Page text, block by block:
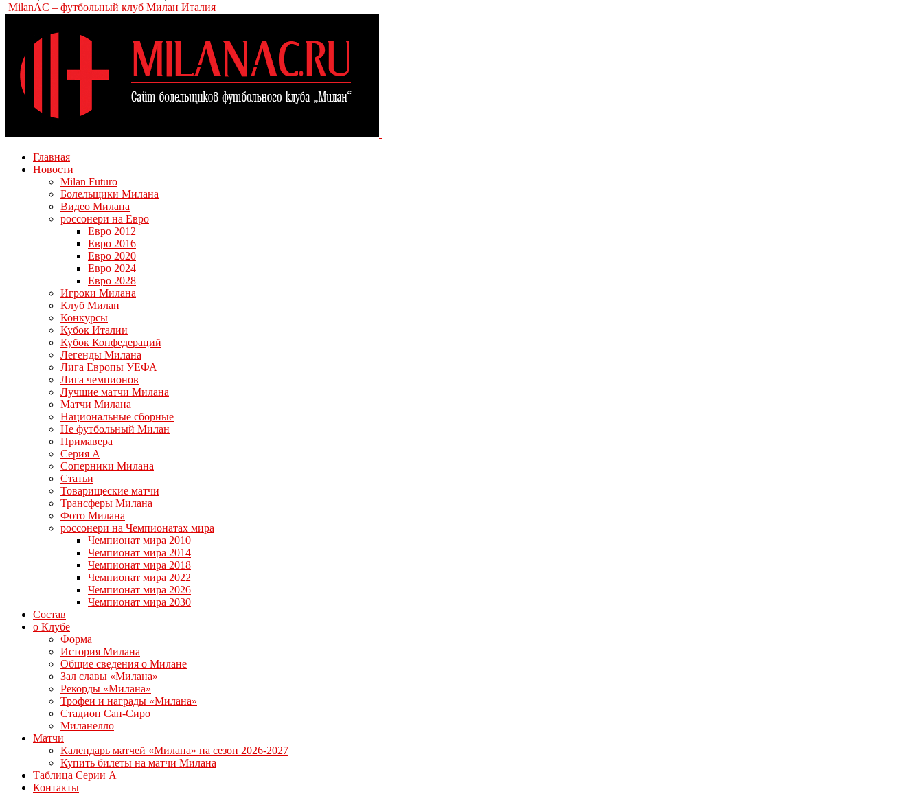
MilanAC – футбольный клуб Милан Италия
Главная
Новости
Milan Futuro
Болельщики Милана
Видео Милана
россонери на Евро
Евро 2012
Евро 2016
Евро 2020
Евро 2024
Евро 2028
Игроки Милана
Клуб Милан
Конкурсы
Кубок Италии
Кубок Конфедераций
Легенды Милана
Лига Европы УЕФА
Лига чемпионов
Лучшие матчи Милана
Матчи Милана
Национальные сборные
Не футбольный Милан
Примавера
Серия А
Соперники Милана
Статьи
Товарищеские матчи
Трансферы Милана
Фото Милана
россонери на Чемпионатах мира
Чемпионат мира 2010
Чемпионат мира 2014
Чемпионат мира 2018
Чемпионат мира 2022
Чемпионат мира 2026
Чемпионат мира 2030
Состав
о Клубе
Форма
История Милана
Общие сведения о Милане
Зал славы «Милана»
Рекорды «Милана»
Трофеи и награды «Милана»
Стадион Сан-Сиро
Миланелло
Матчи
Календарь матчей «Милана» на сезон 2026-2027
Купить билеты на матчи Милана
Таблица Серии А
Контакты